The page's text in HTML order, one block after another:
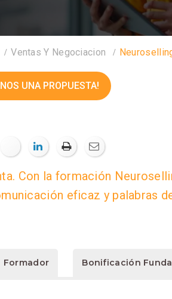
Ventas Y Negociacion
UNA PROPUESTA!
Con la formación
eficaz y palabras
Formador Bonificación